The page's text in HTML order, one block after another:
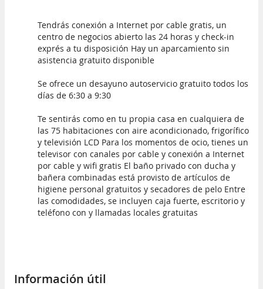
Tendrás conexión a Internet por cable gratis, un
centro de negocios abierto las 24 horas y check-in
exprés a tu disposición Hay un aparcamiento sin
asistencia gratuito disponible
Se ofrece un desayuno autoservicio gratuito todos los
días de 6:30 a 9:30
Te sentirás como en tu propia casa en cualquiera de
las 75 habitaciones con aire acondicionado, frigorífico
y televisión LCD Para los momentos de ocio, tienes un
televisor con canales por cable y conexión a Internet
por cable y wifi gratis El baño privado con ducha y
bañera combinadas está provisto de artículos de
higiene personal gratuitos y secadores de pelo Entre
las comodidades, se incluyen caja fuerte, escritorio y
teléfono con y llamadas locales gratuitas
Información útil